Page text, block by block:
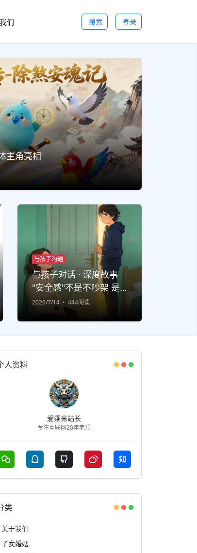
们 搜索 登录
主角亮相
与孩子沟通
与孩子对话 · 深度故事
"安全感"不是不吵架 是
吵完还能说话
2026/7/14 444阅读
人资料
爱乘米站长
专注互联网20年老兵
类
关于我们
子女婚姻